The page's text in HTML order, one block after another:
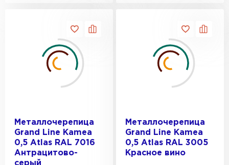
Металлочерепица
Grand Line Kamea
0,5 Atlas RAL 7016
Антрацитово-
серый
Металлочерепица
Grand Line Kamea
0,5 Atlas RAL 3005
Красное вино